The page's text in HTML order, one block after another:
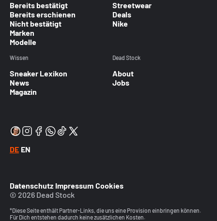
Bereits bestätigt
Bereits erschienen
Nicht bestätigt
Marken
Modelle
Streetwear
Deals
Nike
Wissen
Sneaker Lexikon
News
Magazin
Dead Stock
About
Jobs
DE EN
Datenschutz Impressum Cookies
© 2026 Dead Stock
*Diese Seite enthält Partner-Links, die uns eine Provision einbringen können.
Für Dich entstehen dadurch keine zusätzlichen Kosten.